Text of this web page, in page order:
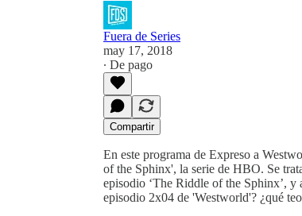
Fuera de Series
may 17, 2018
∙ De pago
Compartir
En este programa de Expreso a
of the Sphinx', la serie de HBO. Se
episodio ‘The Riddle of the Sphinx’, y
episodio 2x04 de 'Westworld'? ¿qué